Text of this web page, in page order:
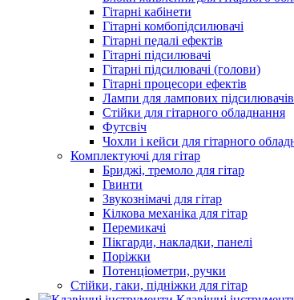
Гітарні кабінети
Гітарні комбопідсилювачі
Гітарні педалі ефектів
Гітарні підсилювачі
Гітарні підсилювачі (голови)
Гітарні процесори ефектів
Лампи для лампових підсилювачів
Стійки для гітарного обладнання
Футсвіч
Чохли і кейси для гітарного
Комплектуючі для гітар
Бриджі, тремоло для гітар
Гвинти
Звукознімачі для гітар
Кілкова механіка для гітар
Перемикачі
Пікгарди, накладки, панелі
Поріжки
Потенціометри, ручки
Стійки, гаки, підніжки для гітар